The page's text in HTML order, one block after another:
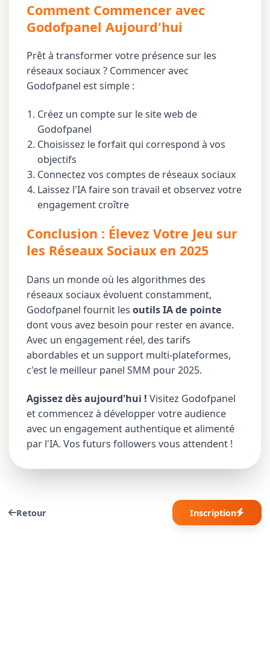
Comment Commencer avec
Godofpanel Aujourd'hui
Prêt à transformer votre présence sur les
réseaux sociaux ? Commencer avec
Godofpanel est simple :
Créez un compte sur le site web de
Godofpanel
Choisissez le forfait qui correspond à vos
objectifs
Connectez vos comptes de réseaux sociaux
Laissez l'IA faire son travail et observez votre
engagement croître
Conclusion : Élevez Votre Jeu sur
les Réseaux Sociaux en 2025
Dans un monde où les algorithmes des
réseaux sociaux évoluent constamment,
Godofpanel fournit lesoutils IA de pointe
dont vous avez besoin pour rester en avance.
Avec un engagement réel, des tarifs
abordables et un support multi-plateformes,
c'est le meilleur panel SMM pour 2025.
Agissez dès aujourd'hui ! Visitez Godofpanel
et commencez à développer votre audience
avec un engagement authentique et alimenté
par l'IA. Vos futurs followers vous attendent !
Retour Inscription